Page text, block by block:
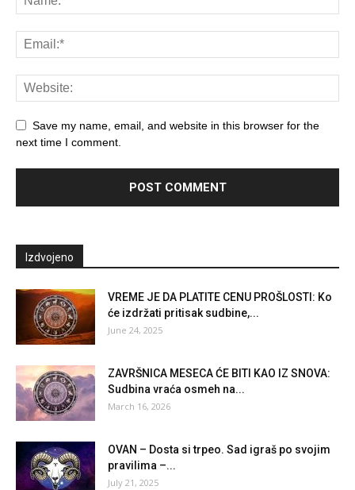
Save my name, email, and website in this browser for the
next time I comment.
Izdvojeno
VREME JE DA PLATITE CENU PROŠLOSTI: Ko
će izdržati pritisak sudbine,...
June 24, 2025
ZAVRŠNICA MESECA ĆE BITI KAO IZ SNOVA:
Sudbina vraća osmeh na...
March 16, 2026
OVAN – Dosta si trpeo. Sad igraš po svojim
pravilima –...
July 21, 2025